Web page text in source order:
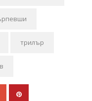
трилър